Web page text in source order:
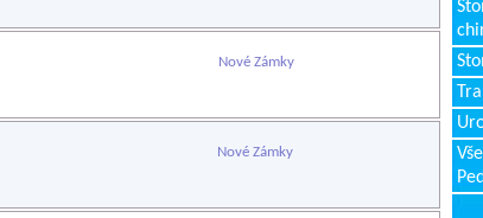
Nové Zámky
Nové Zámky